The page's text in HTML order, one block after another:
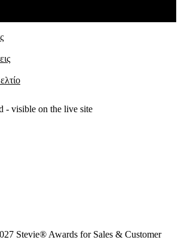
- visible on the live site
Stevie® Awards for Sales & Customer